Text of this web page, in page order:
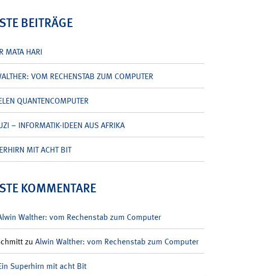
BEITRÄGE
MATA HARI
VOM RECHENSTAB ZUM COMPUTER
QUANTENCOMPUTER
– INFORMATIK-IDEEN AUS AFRIKA
MIT ACHT BIT
KOMMENTARE
Walther: vom Rechenstab zum Computer
zu Alwin Walther: vom Rechenstab zum Computer
Superhirn mit acht Bit